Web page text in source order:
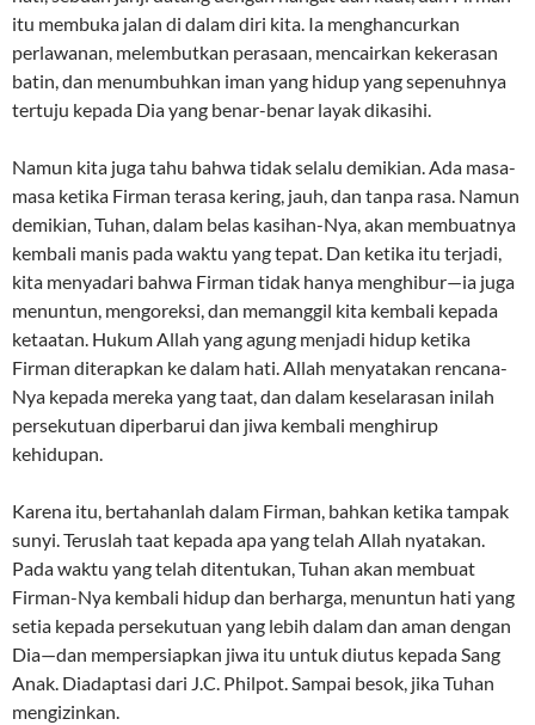
itu membuka jalan di dalam diri kita. Ia menghancurkan
perlawanan, melembutkan perasaan, mencairkan kekerasan
batin, dan menumbuhkan iman yang hidup yang sepenuhnya
tertuju kepada Dia yang benar-benar layak dikasihi.
Namun kita juga tahu bahwa tidak selalu demikian. Ada masa-
masa ketika Firman terasa kering, jauh, dan tanpa rasa. Namun
demikian, Tuhan, dalam belas kasihan-Nya, akan membuatnya
kembali manis pada waktu yang tepat. Dan ketika itu terjadi,
kita menyadari bahwa Firman tidak hanya menghibur—ia juga
menuntun, mengoreksi, dan memanggil kita kembali kepada
ketaatan. Hukum Allah yang agung menjadi hidup ketika
Firman diterapkan ke dalam hati. Allah menyatakan rencana-
Nya kepada mereka yang taat, dan dalam keselarasan inilah
persekutuan diperbarui dan jiwa kembali menghirup
kehidupan.
Karena itu, bertahanlah dalam Firman, bahkan ketika tampak
sunyi. Teruslah taat kepada apa yang telah Allah nyatakan.
Pada waktu yang telah ditentukan, Tuhan akan membuat
Firman-Nya kembali hidup dan berharga, menuntun hati yang
setia kepada persekutuan yang lebih dalam dan aman dengan
Dia—dan mempersiapkan jiwa itu untuk diutus kepada Sang
Anak. Diadaptasi dari J.C. Philpot. Sampai besok, jika Tuhan
mengizinkan.